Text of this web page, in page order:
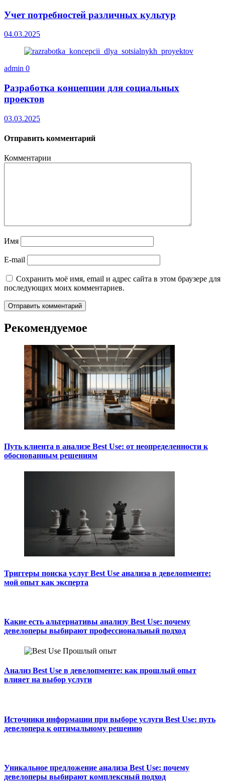
Учет потребностей различных культур
04.03.2025
admin 0
Разработка концепции для социальных
проектов
03.03.2025
Отправить комментарий
Комментарии
Имя
E-mail
Сохранить моё имя, email и адрес сайта в этом браузере для
последующих моих комментариев.
Рекомендуемое
Путь клиента в анализе Best Use: от неопределенности к
обоснованным решениям
Триггеры поиска услуг Best Use анализа в девелопменте:
мой опыт как эксперта
Какие есть альтернативы анализу Best Use: почему
девелоперы выбирают профессиональный подход
Анализ Best Use в девелопменте: как прошлый опыт
влияет на выбор услуги
Источники информации при выборе услуги Best Use: путь
девелопера к оптимальному решению
Уникальное предложение анализа Best Use: почему
девелоперы выбирают комплексный подход